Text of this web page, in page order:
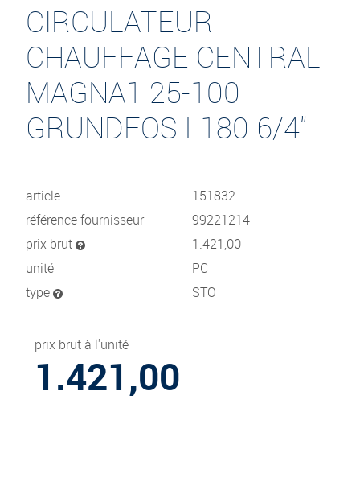
CIRCULATEUR
CHAUFFAGE CENTRAL
MAGNA1 25-100
GRUNDFOS L180 6/4"
article
151832
référence fournisseur
99221214
prix brut
1.421,00
unité
PC
type
STO
prix brut à l'unité
1.421,00